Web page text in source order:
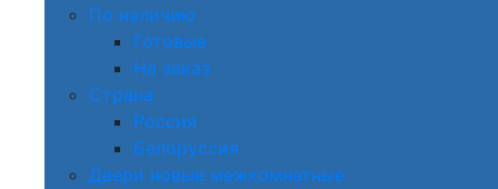
По наличию
Готовые
На заказ
Страна
Россия
Белоруссия
Двери новые межкомнатные